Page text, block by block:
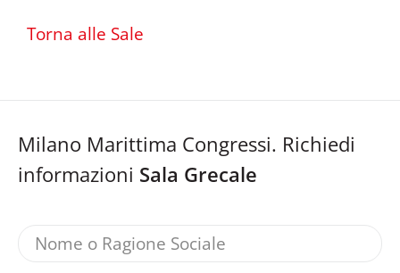
Torna alle Sale
Milano Marittima Congressi. Richiedi
informazioni Sala Grecale